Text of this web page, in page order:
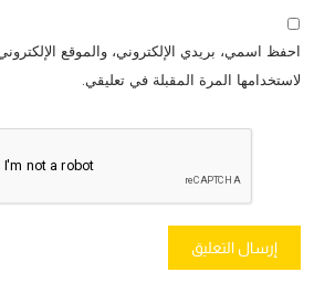
احفظ اسمي، بريدي الإلكتروني، والموقع
لاستخدامها المرة المقبلة في تعليقي.